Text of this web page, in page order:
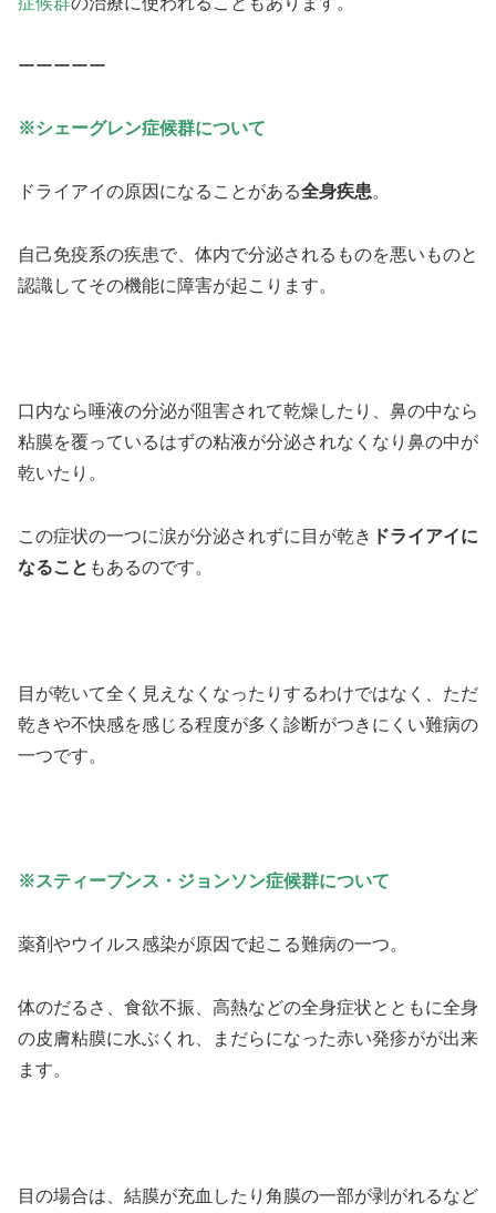
ーーーーー
※シェーグレン症候群について
ドライアイの原因になることがある全身疾患。
自己免疫系の疾患で、体内で分泌されるものを悪いものと
認識してその機能に障害が起こります。
口内なら唾液の分泌が阻害されて乾燥したり、鼻の中なら
粘膜を覆っているはずの粘液が分泌されなくなり鼻の中が
乾いたり。
この症状の一つに涙が分泌されずに目が乾き ドライアイに
なること もあるのです。
目が乾いて全く見えなくなったりするわけではなく、ただ
乾きや不快感を感じる程度が多く診断がつきにくい難病の
一つです。
※スティーブンス・ジョンソン症候群について
薬剤やウイルス感染が原因で起こる難病の一つ。
体のだるさ、食欲不振、高熱などの全身症状とともに全身
の皮膚粘膜に水ぶくれ、まだらになった赤い発疹がが出来
ます。
目の場合は、結膜が充血したり角膜の一部が剥がれるなど